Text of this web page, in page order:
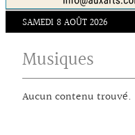
SAMEDI 8 AOÛT 2026
Musiques
Aucun contenu trouvé.